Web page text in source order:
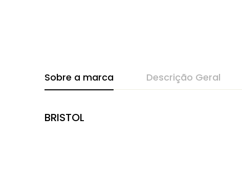
Sobre a marca Descrição Geral
BRISTOL